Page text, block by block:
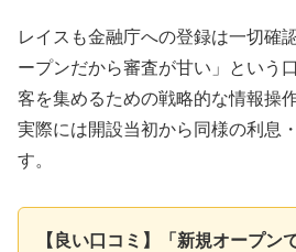
レイスも金融庁への登録は一切確
ープンだから審査が甘い」という
客を集めるための戦略的な情報操
実際には開設当初から同様の利息
す。
【良い口コミ】「新規オープン